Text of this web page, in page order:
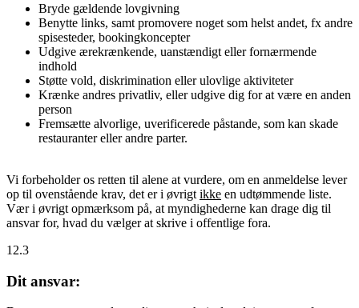
Bryde gældende lovgivning
Benytte links, samt promovere noget som helst andet, fx andre
spisesteder, bookingkoncepter
Udgive ærekrænkende, uanstændigt eller fornærmende
indhold
Støtte vold, diskrimination eller ulovlige aktiviteter
Krænke andres privatliv, eller udgive dig for at være en anden
person
Fremsætte alvorlige, uverificerede påstande, som kan skade
restauranter eller andre parter.
Vi forbeholder os retten til alene at vurdere, om en anmeldelse lever
op til ovenstående krav, det er i øvrigt ikke en udtømmende liste.
Vær i øvrigt opmærksom på, at myndighederne kan drage dig til
ansvar for, hvad du vælger at skrive i offentlige fora.
12.3
Dit ansvar: